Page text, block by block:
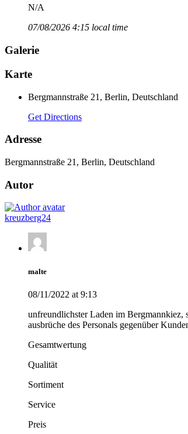
N/A
07/08/2026 4:15 local time
Galerie
Karte
Bergmannstraße 21, Berlin, Deutschland
Get Directions
Adresse
Bergmannstraße 21, Berlin, Deutschland
Autor
kreuzberg24
malte
08/11/2022 at 9:13
unfreundlichster Laden im Bergmannkiez,
ausbrüche des Personals gegenüber
Gesamtwertung
Qualität
Sortiment
Service
Preis